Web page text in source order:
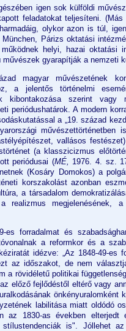
igen sok külföldi
feladatokat teljesíteni.
olykor azon is túl,
Párizs oktatási
helyi, hazai oktatási
művészek gyarapítják a nemzeti
magyar művészetének
a jelentős történelmi
kibontakozása szerint vagy
periódushatárok. A modern
a „19. század
művészettörténetben
vallásos
(a klasszicizmus
periódusai (MÉ, 1976. 4. sz.
(Kosáry Domokos) a
korszakolást azonban
a társadalom
realizmus megjelenésének,
es forradalmat és
a reformkor és a
idézve: „Az 1848-49-es
az időszakot, de nem
a rövidéletű politikai
előző fejlődéstől eltérő vagy
labilitása miatt oldódó
az 1830-as években
stílustendenciák is". Jóllehet